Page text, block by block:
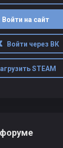
Войти на сайт
Войти через ВК
STEAM